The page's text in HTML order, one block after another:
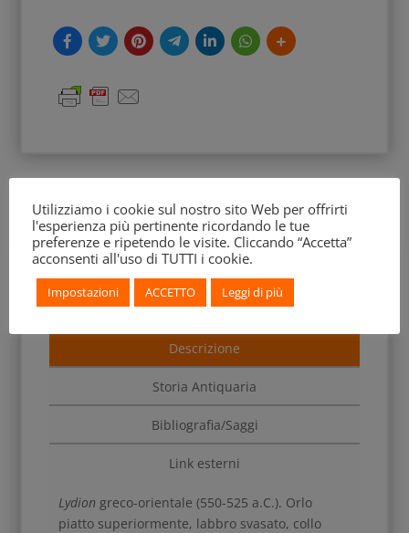
Descrizione
Storia Antiquaria
Bibliografia/Saggi
Link esterni
Lydion greco-orientale (550-525 a.C.). Orlo
piatto superiormente, labbro svasato, collo
Utilizziamo i cookie sul nostro sito Web per offrirti
l'esperienza più pertinente ricordando le tue
preferenze e ripetendo le visite. Cliccando “Accetta”
acconsenti all'uso di TUTTI i cookie.
Impostazioni ACCETTO Leggi di più